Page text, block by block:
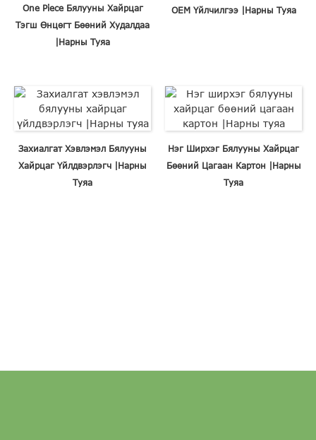
One Piece Бялууны Хайрцаг
Тэгш Өнцөгт Бөөний Худалдаа
|Нарны Туяа
OEM Үйлчилгээ |Нарны Туяа
Захиалгат Хэвлэмэл Бялууны
Хайрцаг Үйлдвэрлэгч |Нарны
Туяа
Нэг Ширхэг Бялууны Хайрцаг
Бөөний Цагаан Картон |Нарны
Туяа